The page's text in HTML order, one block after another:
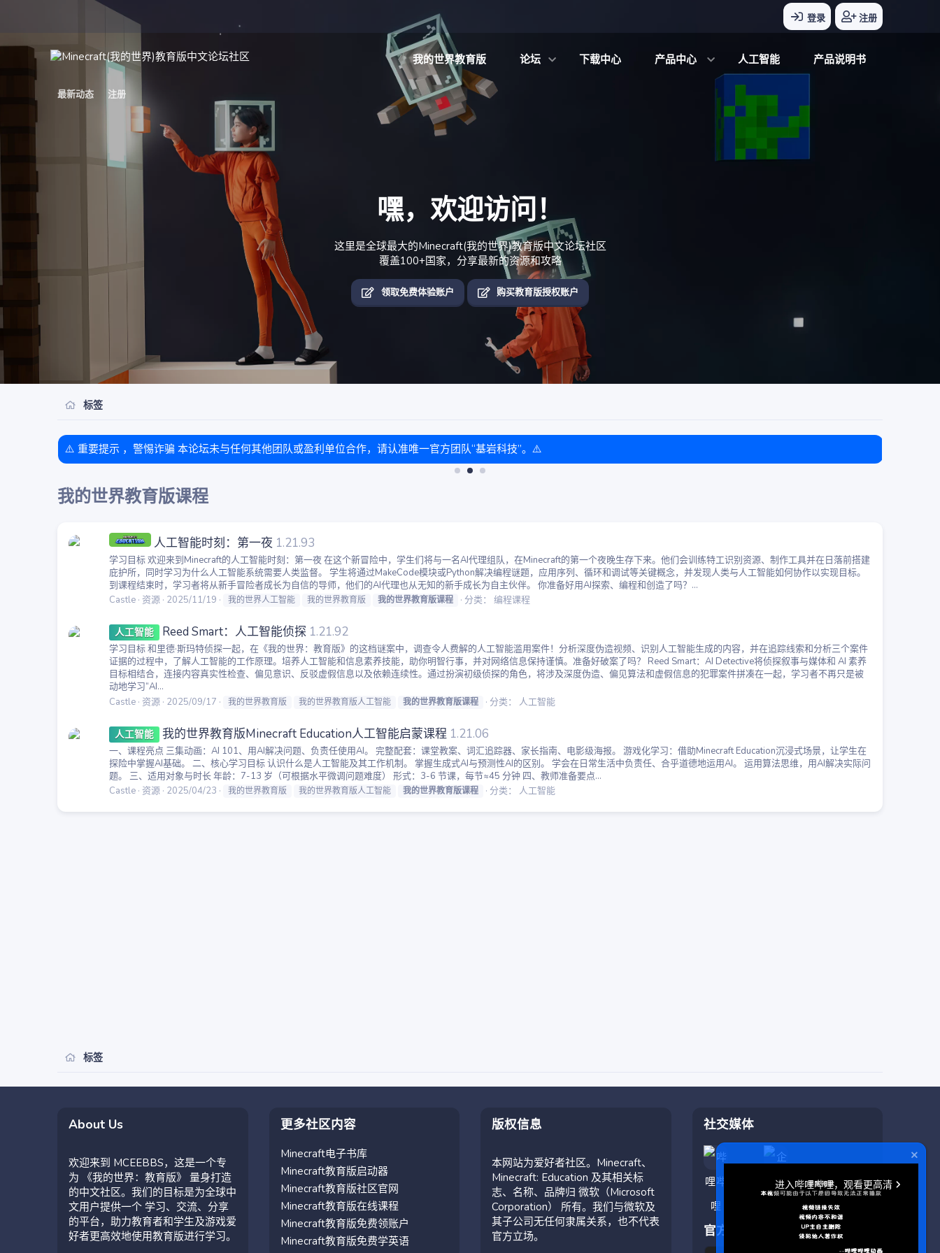
登录 注册
我的世界教育版 论坛 下载中心 产品中心 人工智能 产品说明书
最新动态 注册
嘿，欢迎访问！
这里是全球最大的Minecraft(我的世界)教育版中文论坛社区
覆盖100+国家，分享最新的资源和攻略
领取免费体验账户 购买教育版授权账户
标签
⚠️ 重要提示 ，警惕诈骗 本论坛未与任何其他团队或盈利单位合作，请认准唯一官方团队“基岩科技”。⚠️
我的世界教育版课程
人工智能时刻：第一夜 1.21.93
学习目标 欢迎来到Minecraft的人工智能时刻：第一夜 在这个新冒险中，学生们将与一名AI代理组队，在Minecraft的第一个夜晚生存下来。他们会训练特工识别资源、制作工具并在日落前搭建
庇护所，同时学习为什么人工智能系统需要人类监督。 学生将通过MakeCode模块或Python解决编程谜题，应用序列、循环和调试等关键概念，并发现人类与人工智能如何协作以实现目标。
到课程结束时，学习者将从新手冒险者成长为自信的导师，他们的AI代理也从无知的新手成长为自主伙伴。 你准备好用AI探索、编程和创造了吗？...
Castle 资源 2025/11/19 我的世界人工智能 我的世界教育版 我的世界教育版课程 分类： 编程课程
人工智能 Reed Smart：人工智能侦探 1.21.92
学习目标 和里德·斯玛特侦探一起，在《我的世界：教育版》的这档谜案中，调查令人费解的人工智能滥用案件！分析深度伪造视频、识别人工智能生成的内容，并在追踪线索和分析三个案件
证据的过程中，了解人工智能的工作原理。培养人工智能和信息素养技能，助你明智行事，并对网络信息保持谨慎。准备好破案了吗？ Reed Smart：AI Detective将侦探叙事与媒体和 AI 素养
目标相结合，连接内容真实性检查、偏见意识、反驳虚假信息以及依赖连续性。通过扮演初级侦探的角色，将涉及深度伪造、偏见算法和虚假信息的犯罪案件拼凑在一起，学习者不再只是被
动地学习“AI...
Castle 资源 2025/09/17 我的世界教育版 我的世界教育版人工智能 我的世界教育版课程 分类： 人工智能
人工智能 我的世界教育版Minecraft Education人工智能启蒙课程 1.21.06
一、课程亮点 三集动画：AI 101、用AI解决问题、负责任使用AI。 完整配套：课堂教案、词汇追踪器、家长指南、电影级海报。 游戏化学习：借助Minecraft Education沉浸式场景，让学生在
探险中掌握AI基础。 二、核心学习目标 认识什么是人工智能及其工作机制。 掌握生成式AI与预测性AI的区别。 学会在日常生活中负责任、合乎道德地运用AI。 运用算法思维，用AI解决实际问
题。 三、适用对象与时长 年龄：7-13 岁（可根据水平微调问题难度） 形式：3-6 节课，每节≈45 分钟 四、教师准备要点...
Castle 资源 2025/04/23 我的世界教育版 我的世界教育版人工智能 我的世界教育版课程 分类： 人工智能
标签
About Us
欢迎来到 MCEEBBS，这是一个专
为 《我的世界：教育版》 量身打造
的中文社区。我们的目标是为全球中
文用户提供一个 学习、交流、分享
的平台，助力教育者和学生及游戏爱
好者更高效地使用教育版进行学习。
更多社区内容
Minecraft电子书库
Minecraft教育版启动器
Minecraft教育版社区官网
Minecraft教育版在线课程
Minecraft教育版免费领账户
Minecraft教育版免费学英语
版权信息
本网站为爱好者社区。Minecraft、
Minecraft: Education 及其相关标
志、名称、品牌归 微软（Microsoft
Corporation） 所有。我们与微软及
其子公司无任何隶属关系，也不代表
官方立场。
社交媒体
官方应用